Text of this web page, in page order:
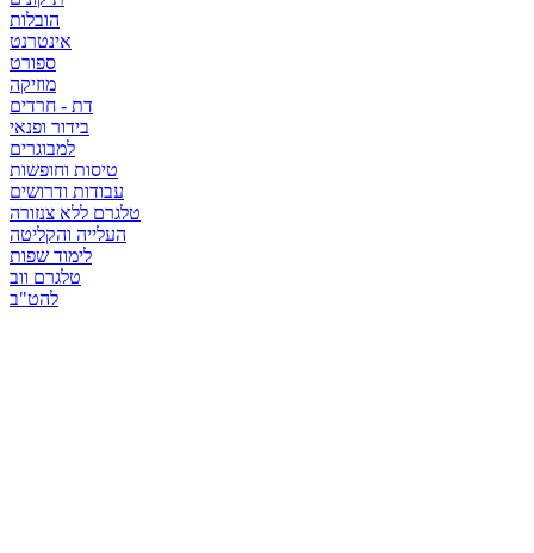
הובלות
אינטרנט
ספורט
מוזיקה
דת - חרדים
בידור ופנאי
למבוגרים
טיסות וחופשות
עבודות ודרושים
טלגרם ללא צנזורה
העלייה והקליטה
לימוד שפות
טלגרם ווב
להט"ב